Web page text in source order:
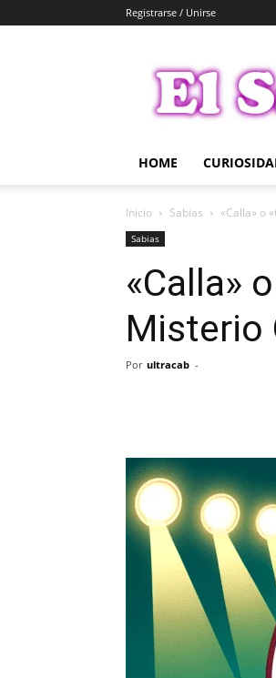
Registrarse / Unirse
HOME
Inicio Sabias «Calla» o
Sabias
«Calla»
Misterio
Por ultracab -